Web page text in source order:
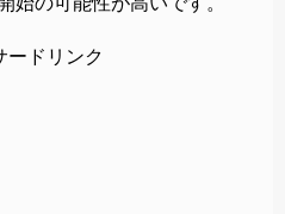
ードリンク